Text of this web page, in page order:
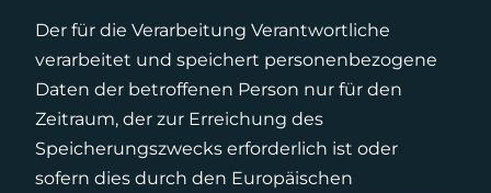
Der für die Verarbeitung Verantwortliche
verarbeitet und speichert personenbezogene
Daten der betroffenen Person nur für den
Zeitraum, der zur Erreichung des
Speicherungszwecks erforderlich ist oder
sofern dies durch den Europäischen